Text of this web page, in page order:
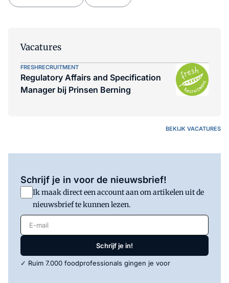
Vacatures
FRESHRECRUITMENT
Regulatory Affairs and Specification
Manager bij Prinsen Berning
BEKIJK VACATURES
Schrijf je in voor de nieuwsbrief!
Ik maak direct een account aan om artikelen uit de
nieuwsbrief te kunnen lezen.
E-mail
Schrijf je in!
✓ Ruim 7.000 foodprofessionals gingen je voor